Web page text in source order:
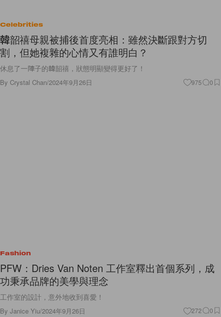
Celebrities
韓韶禧母親被捕後首度亮相：雖然決斷跟對方切
割，但她複雜的心情又有誰明白？
休息了一陣子的韓韶禧，狀態明顯變得更好了！
By Crystal Chan/2024年9月26日 975 0
Fashion
PFW：Dries Van Noten 工作室釋出首個系列，成
功秉承品牌的美學與理念
工作室的設計，意外地收到喜愛！
By Janice Yiu/2024年9月26日 272 0